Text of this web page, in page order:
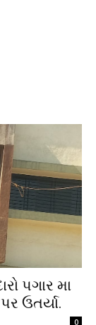
પગાર મા
ઉતર્યા.
0